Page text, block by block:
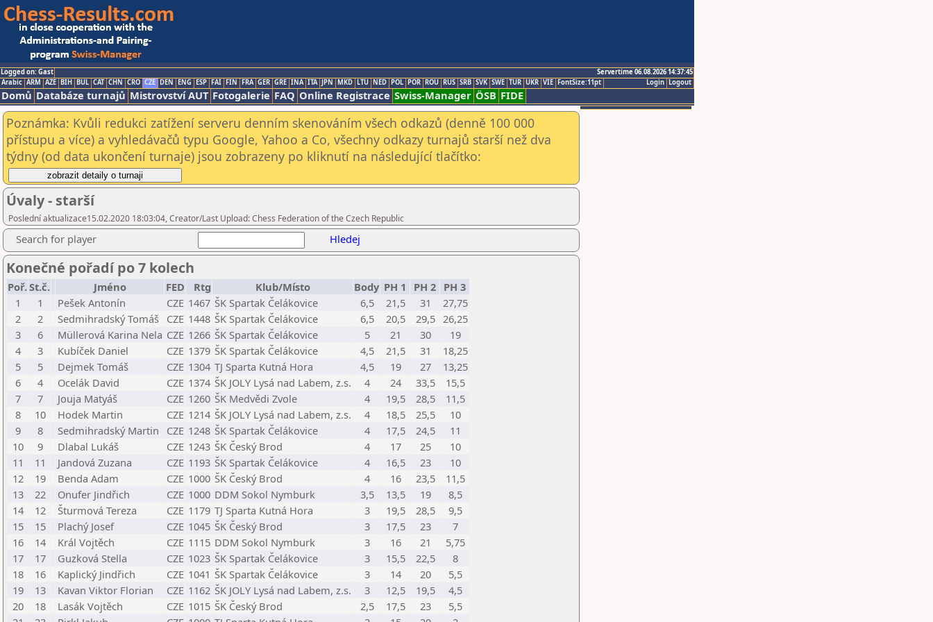
Logged on: Gast
Servertime 06.08.2026 14:37:45
Logout
Login
Arabic ARM AZE BIH BUL CAT CHN CRO CZE DEN ENG ESP FAI FIN FRA GER GRE INA ITA JPN MKD LTU NED POL POR ROU RUS SRB SVK SWE TUR UKR VIE FontSize:11pt
Domů Databáze turnajů Mistrovství AUT Fotogalerie FAQ Online Registrace Swiss-Manager ÖSB FIDE
Poznámka: Kvůli redukci zatížení serveru denním skenováním všech odkazů (denně 100 000
přístupu a více) a vyhledávačů typu Google, Yahoo a Co, všechny odkazy turnajů starší než dva
týdny (od data ukončení turnaje) jsou zobrazeny po kliknutí na následující tlačítko:
Úvaly - starší
Poslední aktualizace15.02.2020 18:03:04, Creator/Last Upload: Chess Federation of the Czech Republic
Search for player Hledej
Konečné pořadí po 7 kolech
Poř.St.č. Jméno FED Rtg Klub/Místo Body PH 1 PH 2 PH 3
1
1 Pešek Antonín CZE 1467 ŠK Spartak Čelákovice 6,5 21,5 31
27,75
2
2 Sedmihradský Tomáš CZE 1448 ŠK Spartak Čelákovice 6,5 20,5 29,5 26,25
3
6 Müllerová Karina Nela CZE 1266 ŠK Spartak Čelákovice 5 21 30
19
4
3 Kubíček Daniel CZE 1379 ŠK Spartak Čelákovice 4,5 21,5 31
18,25
5
5 Dejmek Tomáš CZE 1304 TJ Sparta Kutná Hora 4,5 19 27
13,25
6
4 Ocelák David CZE 1374 ŠK JOLY Lysá nad Labem, z.s. 4 24 33,5
15,5
7
7 Jouja Matyáš CZE 1260 ŠK Medvědi Zvole 4 19,5 28,5
11,5
8
10 Hodek Martin CZE 1214 ŠK JOLY Lysá nad Labem, z.s. 4 18,5 25,5
10
9
8 Sedmihradský Martin CZE 1248 ŠK Spartak Čelákovice 4 17,5 24,5
11
10
9 Dlabal Lukáš CZE 1243 ŠK Český Brod 4 17 25
10
11
11 Jandová Zuzana CZE 1193 ŠK Spartak Čelákovice 4 16,5 23
10
12
19 Benda Adam CZE 1000 ŠK Český Brod 4 16 23,5
11,5
13
22 Onufer Jindřich CZE 1000 DDM Sokol Nymburk 3,5 13,5 19
8,5
14
12 Šturmová Tereza CZE 1179 TJ Sparta Kutná Hora 3 19,5 28,5
9,5
15
15 Plachý Josef CZE 1045 ŠK Český Brod 3 17,5 23
7
16
14 Král Vojtěch CZE 1115 DDM Sokol Nymburk 3 16 21
5,75
17
17 Guzková Stella CZE 1023 ŠK Spartak Čelákovice 3 15,5 22,5
8
18
16 Kaplický Jindřich CZE 1041 ŠK Spartak Čelákovice 3 14 20
5,5
19
13 Kavan Viktor Florian CZE 1162 ŠK JOLY Lysá nad Labem, z.s. 3 12,5 19,5
4,5
20
18 Lasák Vojtěch CZE 1015 ŠK Český Brod 2,5 17,5 23
5,5